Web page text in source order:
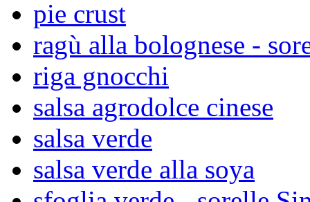
pie crust
ragù alla bolognese -
riga gnocchi
salsa agrodolce cinese
salsa verde
salsa verde alla soya